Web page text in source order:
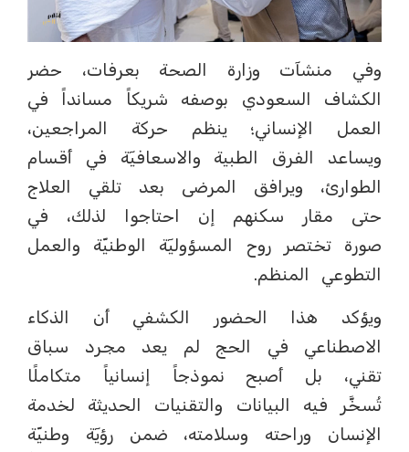
وفي منشآت وزارة الصحة بعرفات، حضر
الكشاف السعودي بوصفه شريكاً مسانداً في
العمل الإنساني؛ ينظم حركة المراجعين،
ويساعد الفرق الطبية والاسعافيٓة في أقسام
الطوارئ، ويرافق المرضى بعد تلقي العلاج
حتى مقار سكنهم إن احتاجوا لذلك، في
صورة تختصر روح المسؤوليٓة الوطنيّة والعمل
التطوعي المنظم.
ويؤكد هذا الحضور الكشفي أن الذكاء
الاصطناعي في الحج لم يعد مجرد سباق
تقني، بل أصبح نموذجاً إنسانياً متكاملًا
تُسخَّر فيه البيانات والتقنيات الحديثة لخدمة
الإنسان وراحته وسلامته، ضمن رؤيٓة وطنيّة